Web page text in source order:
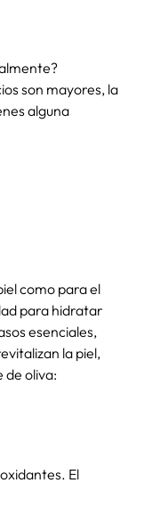
son mayores, la
alguna
como para el
para hidratar
esenciales,
la piel,
de oliva:
El